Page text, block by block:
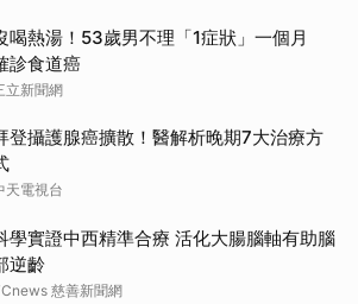
喝熱湯！53歲男不理「1症狀」一個月
診食道癌
立新聞網
登攝護腺癌擴散！醫解析晚期7大治療方
天電視台
學實證中西精準合療 活化大腸腦軸有助腦
逆齡
慈善新聞網